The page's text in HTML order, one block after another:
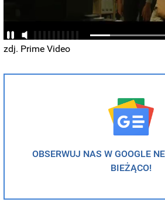
zdj. Prime Video
OBSERWUJ NAS W GOOGLE
BIEŻĄCO!